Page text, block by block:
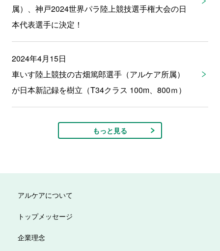
属）、神戸2024世界パラ陸上競技選手権大会の日
本代表選手に決定！
2024年4月15日
車いす陸上競技の古畑篤郎選手（アルケア所属）
が日本新記録を樹立（T34クラス 100m、800ｍ）
もっと見る
アルケアについて
トップメッセージ
企業理念